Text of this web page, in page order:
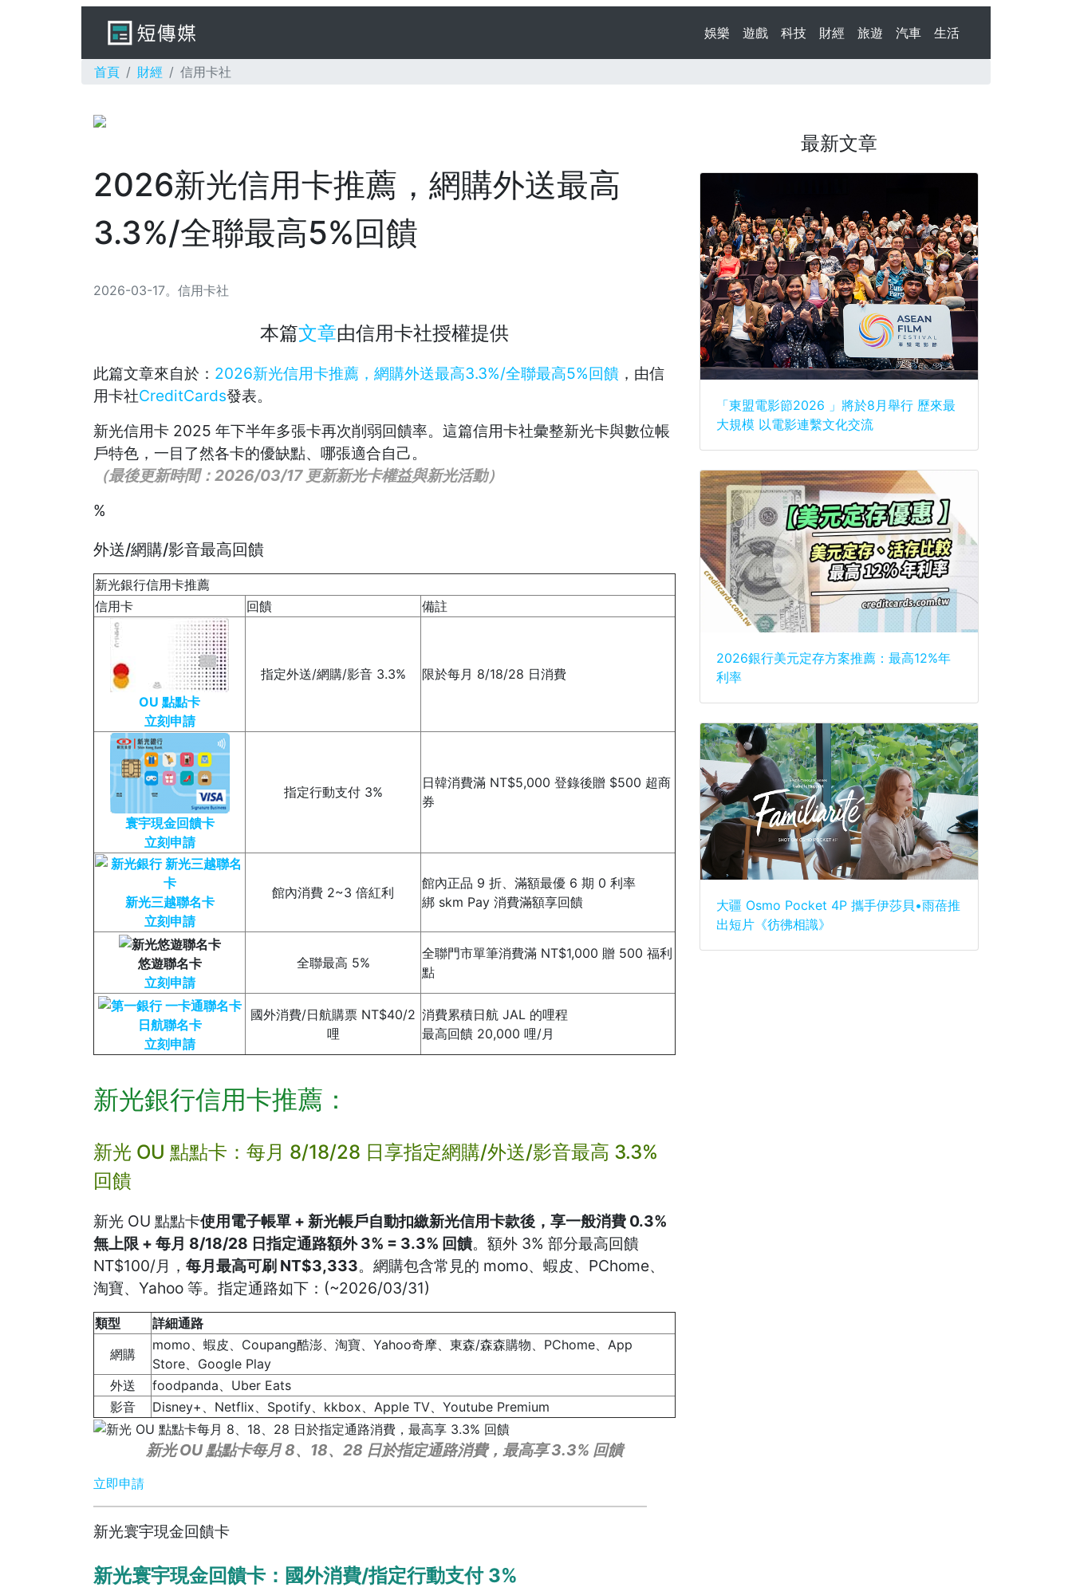
娛樂 遊戲 科技 財經 旅遊 汽車 生活
首頁 財經 信用卡社
2026新光信用卡推薦，網購外送最高
3.3%/全聯最高5%回饋
2026-03-17。 信用卡社
本篇文章由信用卡社授權提供
此篇文章來自於： 2026新光信用卡推薦，網購外送最高3.3%/全聯最高5%回饋 ，由信
用卡社CreditCards發表。
新光信用卡 2025 年下半年多張卡再次削弱回饋率。這篇信用卡社彙整新光卡與數位帳
戶特色，一目了然各卡的優缺點、哪張適合自己。
（最後更新時間：2026/03/17 更新新光卡權益與新光活動）
%
外送/網購/影音最高回饋
新光銀行信用卡推薦
信用卡
回饋 備註
OU 點點卡
立刻申請
指定外送/網購/影音 3.3% 限於每月 8/18/28 日消費
寰宇現金回饋卡
立刻申請
指定行動支付 3%
日韓消費滿 NT$5,000 登錄後贈 $500 超商
券
新光三越聯名卡
立刻申請
館內消費 2~3 倍紅利
館內正品 9 折、滿額最優 6 期 0 利率
綁 skm Pay 消費滿額享回饋
悠遊聯名卡
立刻申請
全聯最高 5%
全聯門市單筆消費滿 NT$1,000 贈 500 福利
點
日航聯名卡
立刻申請
國外消費/日航購票 NT$40/2
哩
消費累積日航 JAL 的哩程
最高回饋 20,000 哩/月
新光銀行信用卡推薦：
新光 OU 點點卡：每月 8/18/28 日享指定網購/外送/影音最高 3.3%
回饋
新光 OU 點點卡使用電子帳單 + 新光帳戶自動扣繳新光信用卡款後，享一般消費 0.3%
無上限 + 每月 8/18/28 日指定通路額外 3% = 3.3% 回饋。額外 3% 部分最高回饋
NT$100/月， 每月最高可刷 NT$3,333。網購包含常見的 momo、蝦皮、PChome、
淘寶、Yahoo 等。指定通路如下：(~2026/03/31)
類型
詳細通路
網購
momo、蝦皮、Coupang酷澎、淘寶、Yahoo奇摩、東森/森森購物、PChome、App
Store、Google Play
外送
foodpanda、Uber Eats
影音
Disney+、Netflix、Spotify、kkbox、Apple TV、Youtube Premium
新光 OU 點點卡每月 8、18、28 日於指定通路消費，最高享 3.3% 回饋
立即申請
新光寰宇現金回饋卡
新光寰宇現金回饋卡：國外消費/指定行動支付 3%
最新文章
「東盟電影節2026 」將於8月舉行 歷來最
大規模 以電影連繫文化交流
2026銀行美元定存方案推薦：最高12%年
利率
大疆 Osmo Pocket 4P 攜手伊莎貝•雨蓓推
出短片《彷彿相識》